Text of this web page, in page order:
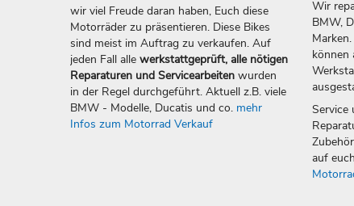
wir viel Freude daran haben, Euch diese
Motorräder zu präsentieren. Diese Bikes
sind meist im Auftrag zu verkaufen. Auf
jeden Fall alle werkstattgeprüft, alle nötigen
Reparaturen und Servicearbeiten wurden
in der Regel durchgeführt. Aktuell z.B. viele
BMW - Modelle, Ducatis und co. mehr
Infos zum Motorrad Verkauf
Wir
BMW,
können
Service
auf